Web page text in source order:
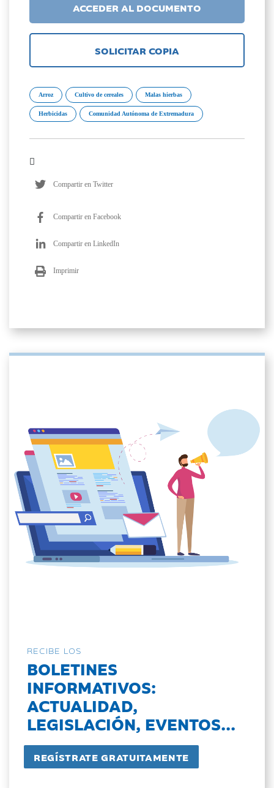
ACCEDER AL DOCUMENTO
SOLICITAR COPIA
Arroz Cultivo de cereales Malas hierbas
Herbicidas Comunidad Autónoma de Extremadura
Compartir en Twitter
Compartir en Facebook
Compartir en LinkedIn
Imprimir
RECIBE LOS
BOLETINES
INFORMATIVOS:
ACTUALIDAD,
LEGISLACIÓN, EVENTOS...